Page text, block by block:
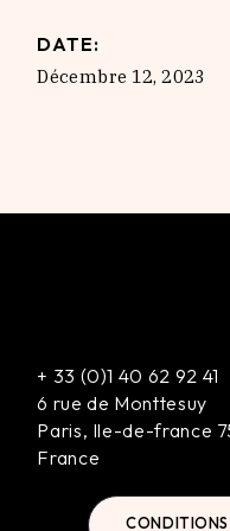
DATE:
Décembre 12, 2023
+ 33 (0)1 40 62 92 41
6 rue de Monttesuy
Paris, Ile-de-france
France
CONDITIONS